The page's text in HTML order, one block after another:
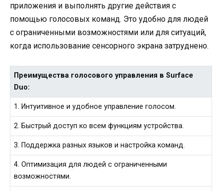
приложения и выполнять другие действия с
помощью голосовых команд. Это удобно для людей
с ограниченными возможностями или для ситуаций,
когда использование сенсорного экрана затруднено.
Преимущества голосового управления в Surface
Duo:
1. Интуитивное и удобное управление голосом.
2. Быстрый доступ ко всем функциям устройства.
3. Поддержка разных языков и настройка команд.
4. Оптимизация для людей с ограниченными
возможностями.